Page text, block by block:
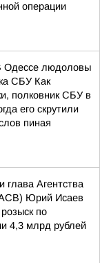
операции
Одессе людоловы
СБУ Как
полковник СБУ в
его скрутили
пиная
Агентства
Юрий Исаев
по
4,3 млрд рублей